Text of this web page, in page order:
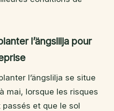
l’ängslilja pour
l’ängslilja se situe
mai, lorsque les risques
et que le sol